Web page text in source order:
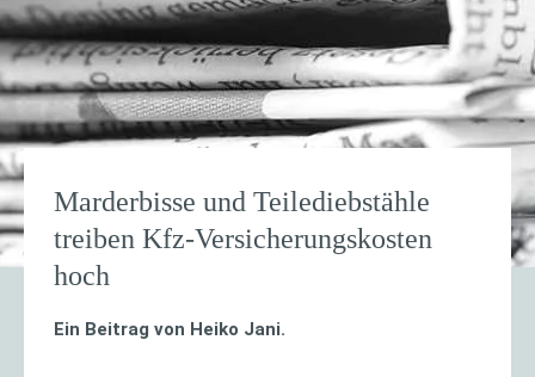
Marderbisse und Teilediebstähle
treiben Kfz-Versicherungskosten
hoch
Ein Beitrag von Heiko Jani.